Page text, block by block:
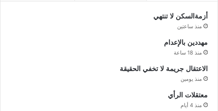
أزمةالسكن لا تنتهي
منذ ساعتين
مهددين بالإعدام
منذ 18 ساعة
الاعتقال جريمة لا تخفي الحقيقة
منذ يومين
معتقلات الرأي
منذ 4 أيام